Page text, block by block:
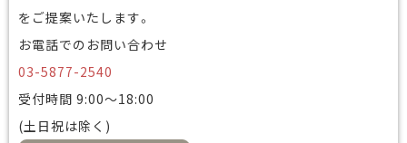
をご提案いたします。
お電話でのお問い合わせ
03-5877-2540
受付時間 9:00～18:00
(土日祝は除く)